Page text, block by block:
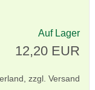
Auf Lager
12,20 EUR
zzgl. Versand